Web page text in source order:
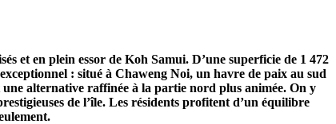
et en plein essor de Koh Samui. D’une superficie de 1 472
: situé à Chaweng Noi, un havre de paix au sud
alternative raffinée à la partie nord plus animée. On y
de l’île. Les résidents profitent d’un équilibre